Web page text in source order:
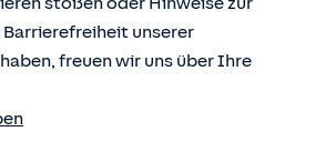
Barrierefreiheit unserer
freuen wir uns über Ihre